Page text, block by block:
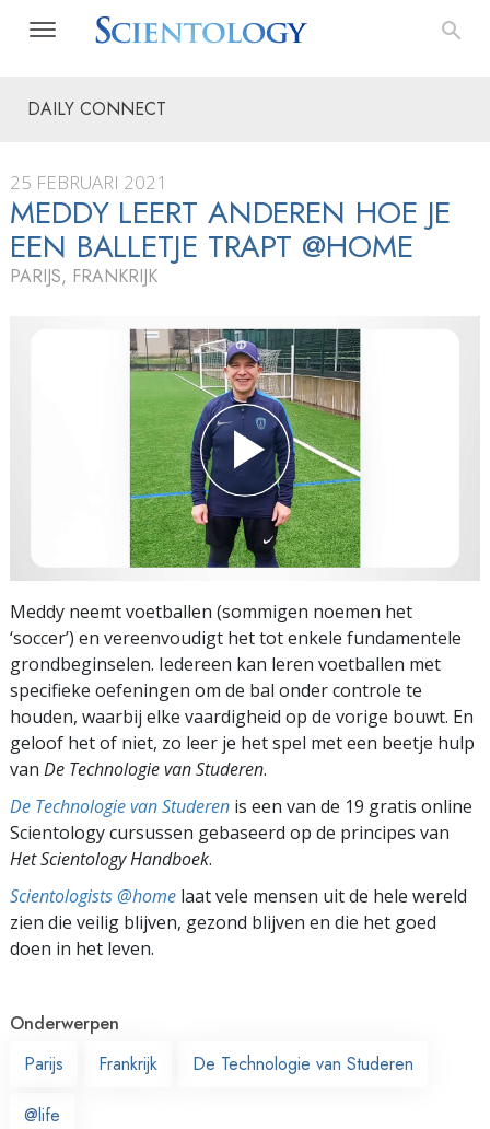
DAILY CONNECT
25 FEBRUARI 2021
MEDDY LEERT ANDEREN HOE JE
EEN BALLETJE TRAPT @HOME
PARIJS, FRANKRIJK
Meddy neemt voetballen (sommigen noemen het
‘soccer’) en vereenvoudigt het tot enkele fundamentele
grondbeginselen. Iedereen kan leren voetballen met
specifieke oefeningen om de bal onder controle te
houden, waarbij elke vaardigheid op de vorige bouwt. En
geloof het of niet, zo leer je het spel met een beetje hulp
van De Technologie van Studeren.
De Technologie van Studeren is een van de 19 gratis online
Scientology cursussen gebaseerd op de principes van
Het Scientology Handboek.
Scientologists @home laat vele mensen uit de hele wereld
zien die veilig blijven, gezond blijven en die het goed
doen in het leven.
Onderwerpen
Parijs
Frankrijk De Technologie van Studeren
@life